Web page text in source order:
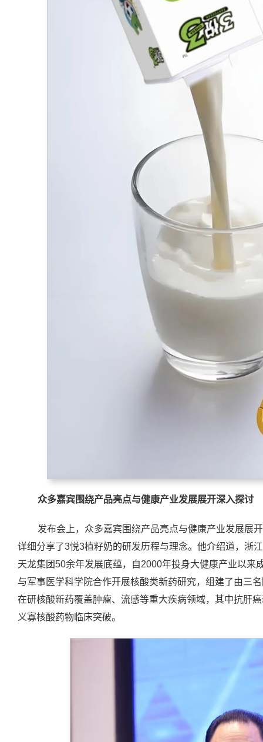
众多嘉宾围绕产品亮点与健康产业发展展开深入探讨
发布会上，众多嘉宾围绕产品亮点与健康产业发展展
详细分享了3悦3植籽奶的研发历程与理念。他介绍道，浙
天龙集团50余年发展底蕴，自2000年投身大健康产业以来
与军事医学科学院合作开展核酸类新药研究，组建了由三
在研核酸新药覆盖肿瘤、流感等重大疾病领域，其中抗肝
义寡核酸药物临床突破。